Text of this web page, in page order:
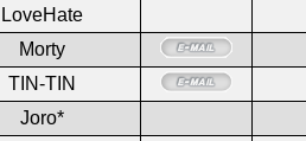
LoveHate
Morty
TIN-TIN
Joro*